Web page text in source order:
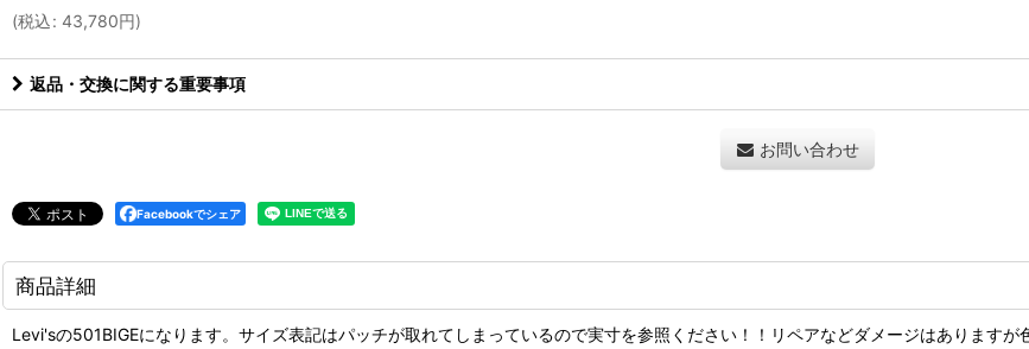
(税込: 43,780円)
返品・交換に関する重要事項
お問い合わせ
Facebookでシェア
商品詳細
Levi'sの501BIGEになります。サイズ表記はパッチが取れてしまっているので実寸を参照ください！！リペアなどダメージはあります